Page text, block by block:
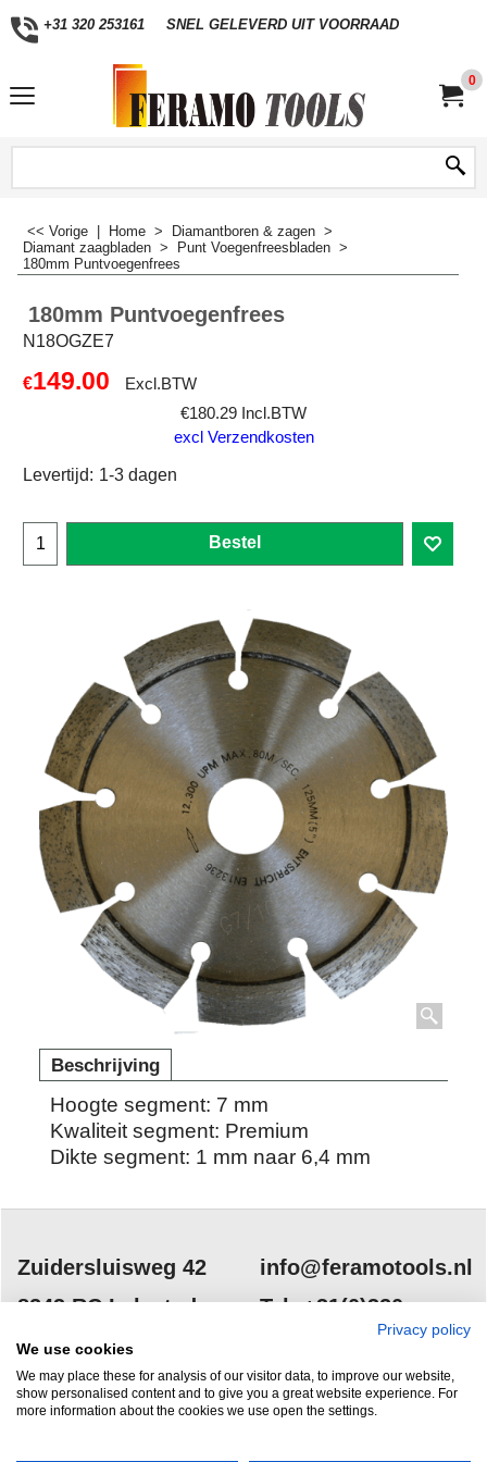
+31 320 253161 SNEL GELEVERD UIT VOORRAAD
0
<< Vorige Home > Diamantboren & zagen >
Diamant zaagbladen > Punt Voegenfreesbladen >
180mm Puntvoegenfrees
180mm Puntvoegenfrees
N18OGZE7
€149.00
Excl.BTW
€180.29 Incl.BTW
excl Verzendkosten
Levertijd: 1-3 dagen
Bestel
Beschrijving
Hoogte segment: 7 mm
Kwaliteit segment: Premium
Dikte segment: 1 mm naar 6,4 mm
Zuidersluisweg 42
8243 RC Lelystad
Nederland
info@feramotools.nl
Tel: +31(0)320
Privacy policy
We use cookies
We may place these for analysis of our visitor data, to improve our website,
show personalised content and to give you a great website experience. For
more information about the cookies we use open the settings.